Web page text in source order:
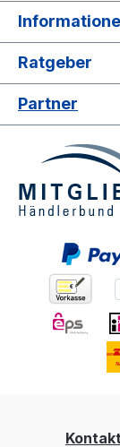
Ratgeber
Partner